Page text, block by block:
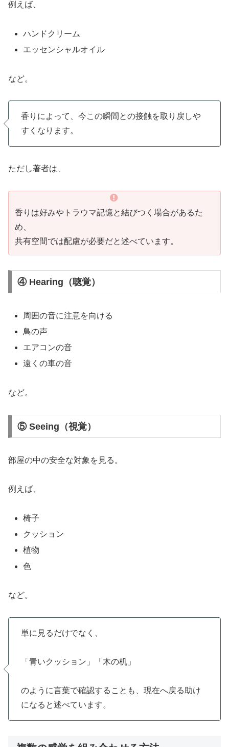
例えば、
ハンドクリーム
エッセンシャルオイル
など。
香りによって、今この瞬間との接触を取り戻しや
すくなります。
ただし著者は、
香りは好みやトラウマ記憶と結びつく場合があるた
め、
共有空間では配慮が必要だと述べています。
④ Hearing（聴覚）
周囲の音に注意を向ける
鳥の声
エアコンの音
遠くの車の音
など。
⑤ Seeing（視覚）
部屋の中の安全な対象を見る。
例えば、
椅子
クッション
植物
色
など。
単に見るだけでなく、
「青いクッション」「木の机」
のように言葉で確認することも、現在へ戻る助け
になると述べています。